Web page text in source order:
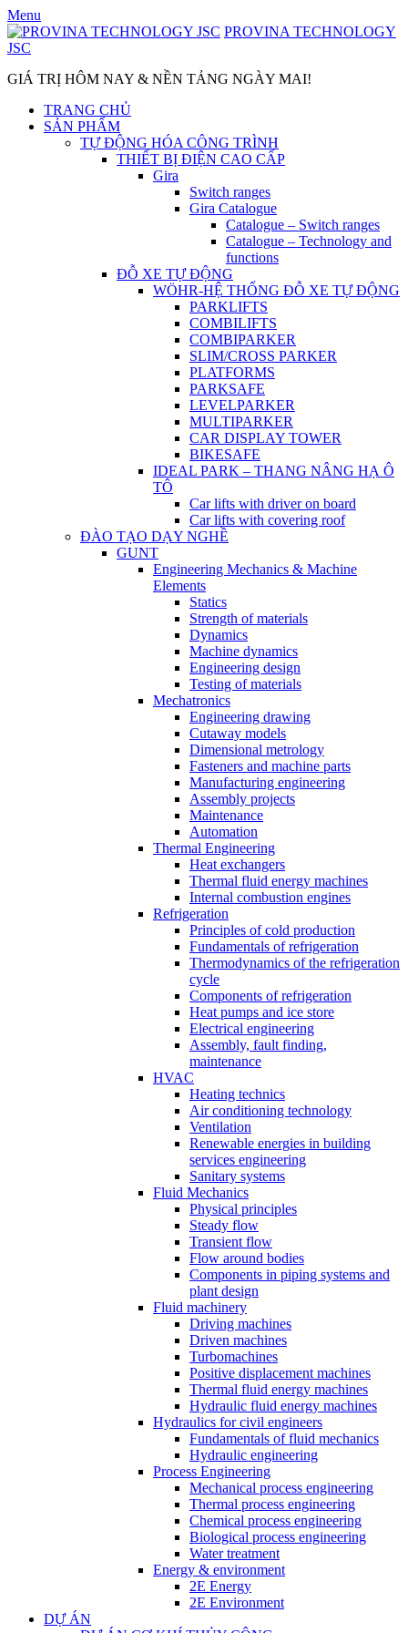
Skip
to
content
Menu
PROVINA TECHNOLOGY
JSC
GIÁ TRỊ HÔM NAY & NỀN TẢNG NGÀY MAI!
TRANG CHỦ
SẢN PHẨM
TỰ ĐỘNG HÓA CÔNG TRÌNH
THIẾT BỊ ĐIỆN CAO CẤP
Gira
Switch ranges
Gira Catalogue
Catalogue – Switch ranges
Catalogue – Technology and
functions
ĐỖ XE TỰ ĐỘNG
WÖHR-HỆ THỐNG ĐỖ XE TỰ ĐỘNG
PARKLIFTS
COMBILIFTS
COMBIPARKER
SLIM/CROSS PARKER
PLATFORMS
PARKSAFE
LEVELPARKER
MULTIPARKER
CAR DISPLAY TOWER
BIKESAFE
IDEAL PARK – THANG NÂNG HẠ Ô
TÔ
Car lifts with driver on board
Car lifts with covering roof
ĐÀO TẠO DẠY NGHỀ
GUNT
Engineering Mechanics & Machine
Elements
Statics
Strength of materials
Dynamics
Machine dynamics
Engineering design
Testing of materials
Mechatronics
Engineering drawing
Cutaway models
Dimensional metrology
Fasteners and machine parts
Manufacturing engineering
Assembly projects
Maintenance
Automation
Thermal Engineering
Heat exchangers
Thermal fluid energy machines
Internal combustion engines
Refrigeration
Principles of cold production
Fundamentals of refrigeration
Thermodynamics of the refrigeration
cycle
Components of refrigeration
Heat pumps and ice store
Electrical engineering
Assembly, fault finding,
maintenance
HVAC
Heating technics
Air conditioning technology
Ventilation
Renewable energies in building
services engineering
Sanitary systems
Fluid Mechanics
Physical principles
Steady flow
Transient flow
Flow around bodies
Components in piping systems and
plant design
Fluid machinery
Driving machines
Driven machines
Turbomachines
Positive displacement machines
Thermal fluid energy machines
Hydraulic fluid energy machines
Hydraulics for civil engineers
Fundamentals of fluid mechanics
Hydraulic engineering
Process Engineering
Mechanical process engineering
Thermal process engineering
Chemical process engineering
Biological process engineering
Water treatment
Energy & environment
2E Energy
2E Environment
DỰ ÁN